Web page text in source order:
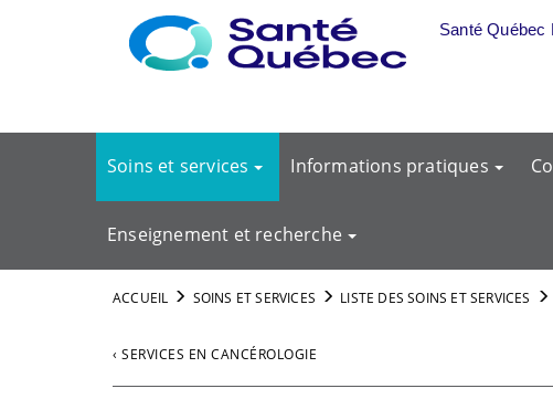
Aller au menu principal
Santé Québec
Soins et services Informations pratiques
Enseignement et recherche
ACCUEIL SOINS ET SERVICES LISTE DES SOINS ET SERVICES
‹ SERVICES EN CANCÉROLOGIE